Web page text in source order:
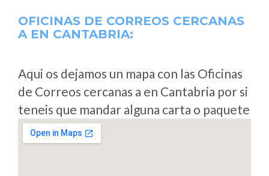
OFICINAS DE CORREOS CERCANAS
A EN CANTABRIA:
Aqui os dejamos un mapa con las Oficinas
de Correos cercanas a en Cantabria por si
teneis que mandar alguna carta o paquete